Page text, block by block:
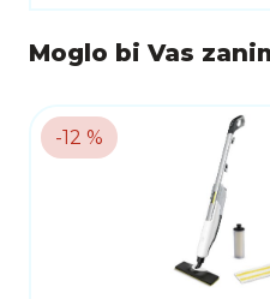
Moglo bi Vas
-12 %